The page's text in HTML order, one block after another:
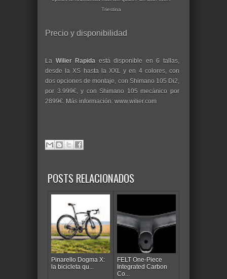
Triestina
Precio y disponibilidad
La Wilier Rapida está disponible en 6 tallas,
desde la XS hasta la XXL y en 4 colores, con
dos opciones de montaje, con Shimano 105 Di2,
por 3.999€, y con Shimano 105 mecánico por
2899€. Más información: www.wilier.com
POSTS RELACIONADOS
Pinarello Dogma X:
la bicicleta qu...
FELT One-Piece
Integrated Carbon
Co...